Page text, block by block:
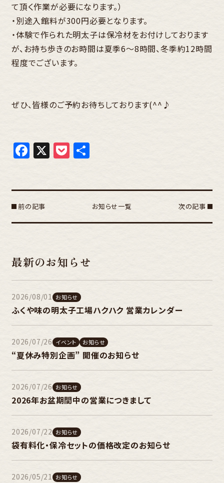
て頂く作業が必要になります。）
・別途入館料が300円必要となります。
・体験で作られた明太子は保冷材をお付けしております
が、お持ち歩きのお時間は夏季6～8時間、冬季約12時間
程度でございます。
ぜひ、皆様のご予約お待ちしております(^^♪
Facebook
X Pocket
共
前の記事 お知らせ一覧 次の記事
最新のお知らせ
2026/08/01 お知らせ
ふくや味の明太子工場ハクハク 営業カレンダー
2026/07/26 イベント お知らせ
“夏休み特別企画” 開催のお知らせ
2026/07/26 お知らせ
2026年お盆期間中の営業につきまして
2026/07/22 お知らせ
袋有料化・保冷セットの価格改定のお知らせ
2026/05/21 お知らせ